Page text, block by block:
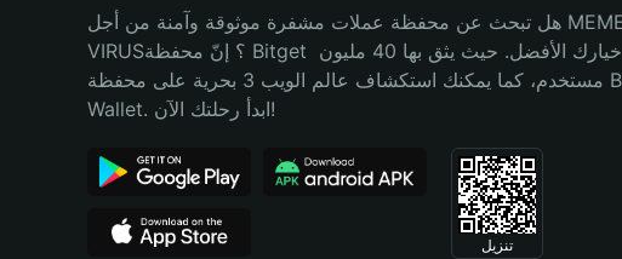
Bahasa Indonesia
Português (Brasil)
هل تبحث عن محفظة عملات مشفرة موثوقة وآمنة من أجل MEME
VIRUS؟ إنّ محفظة Bitget خيارك الأفضل. حيث يثق بها 40 مليون
مستخدم، كما يمكنك استكشاف عالم الويب 3 بحرية على محفظة Bitget
Wallet. ابدأ رحلتك الآن!
تنزيل